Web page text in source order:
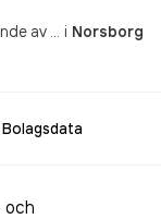
och andra byggnader i Norsborg
Bolagsdata
och